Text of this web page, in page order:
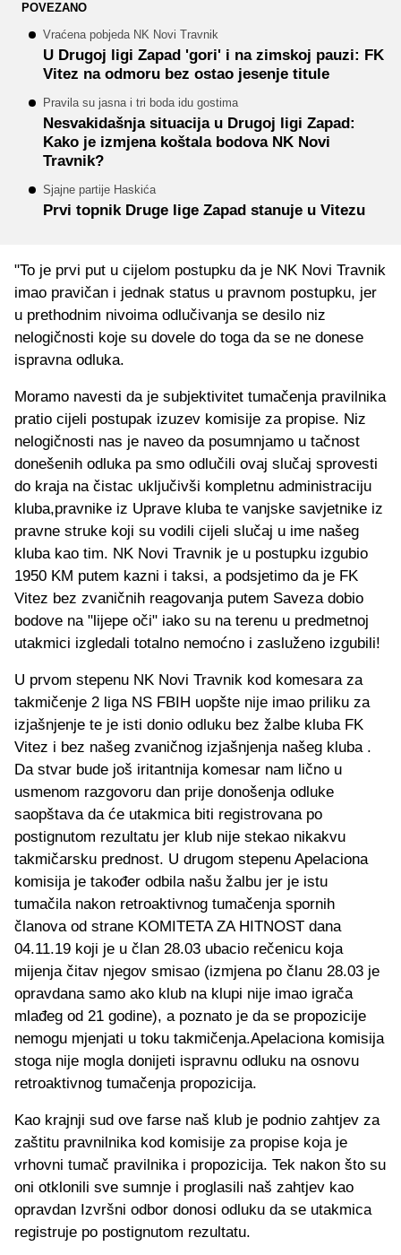
POVEZANO
Vraćena pobjeda NK Novi Travnik
U Drugoj ligi Zapad 'gori' i na zimskoj pauzi: FK
Vitez na odmoru bez ostao jesenje titule
Pravila su jasna i tri boda idu gostima
Nesvakidašnja situacija u Drugoj ligi Zapad:
Kako je izmjena koštala bodova NK Novi
Travnik?
Sjajne partije Haskića
Prvi topnik Druge lige Zapad stanuje u Vitezu
"To je prvi put u cijelom postupku da je NK Novi Travnik
imao pravičan i jednak status u pravnom postupku, jer
u prethodnim nivoima odlučivanja se desilo niz
nelogičnosti koje su dovele do toga da se ne donese
ispravna odluka.
Moramo navesti da je subjektivitet tumačenja pravilnika
pratio cijeli postupak izuzev komisije za propise. Niz
nelogičnosti nas je naveo da posumnjamo u tačnost
donešenih odluka pa smo odlučili ovaj slučaj sprovesti
do kraja na čistac uključivši kompletnu administraciju
kluba,pravnike iz Uprave kluba te vanjske savjetnike iz
pravne struke koji su vodili cijeli slučaj u ime našeg
kluba kao tim. NK Novi Travnik je u postupku izgubio
1950 KM putem kazni i taksi, a podsjetimo da je FK
Vitez bez zvaničnih reagovanja putem Saveza dobio
bodove na "lijepe oči" iako su na terenu u predmetnoj
utakmici izgledali totalno nemoćno i zasluženo izgubili!
U prvom stepenu NK Novi Travnik kod komesara za
takmičenje 2 liga NS FBIH uopšte nije imao priliku za
izjašnjenje te je isti donio odluku bez žalbe kluba FK
Vitez i bez našeg zvaničnog izjašnjenja našeg kluba .
Da stvar bude još iritantnija komesar nam lično u
usmenom razgovoru dan prije donošenja odluke
saopštava da će utakmica biti registrovana po
postignutom rezultatu jer klub nije stekao nikakvu
takmičarsku prednost. U drugom stepenu Apelaciona
komisija je također odbila našu žalbu jer je istu
tumačila nakon retroaktivnog tumačenja spornih
članova od strane KOMITETA ZA HITNOST dana
04.11.19 koji je u član 28.03 ubacio rečenicu koja
mijenja čitav njegov smisao (izmjena po članu 28.03 je
opravdana samo ako klub na klupi nije imao igrača
mlađeg od 21 godine), a poznato je da se propozicije
nemogu mjenjati u toku takmičenja.Apelaciona komisija
stoga nije mogla donijeti ispravnu odluku na osnovu
retroaktivnog tumačenja propozicija.
Kao krajnji sud ove farse naš klub je podnio zahtjev za
zaštitu pravnilnika kod komisije za propise koja je
vrhovni tumač pravilnika i propozicija. Tek nakon što su
oni otklonili sve sumnje i proglasili naš zahtjev kao
opravdan Izvršni odbor donosi odluku da se utakmica
registruje po postignutom rezultatu.